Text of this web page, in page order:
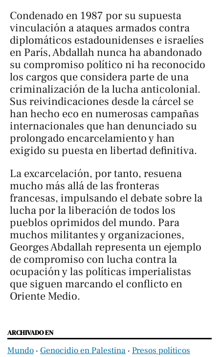
Condenado en 1987 por su supuesta
vinculación a ataques armados contra
diplomáticos estadounidenses e israelíes
en París, Abdallah nunca ha abandonado
su compromiso político ni ha reconocido
los cargos que considera parte de una
criminalización de la lucha anticolonial.
Sus reivindicaciones desde la cárcel se
han hecho eco en numerosas campañas
internacionales que han denunciado su
prolongado encarcelamiento y han
exigido su puesta en libertad definitiva.
La excarcelación, por tanto, resuena
mucho más allá de las fronteras
francesas, impulsando el debate sobre la
lucha por la liberación de todos los
pueblos oprimidos del mundo. Para
muchos militantes y organizaciones,
Georges Abdallah representa un ejemplo
de compromiso con lucha contra la
ocupación y las políticas imperialistas
que siguen marcando el conflicto en
Oriente Medio.
ARCHIVADO EN
Mundo ‧ Genocidio en Palestina ‧ Presos políticos